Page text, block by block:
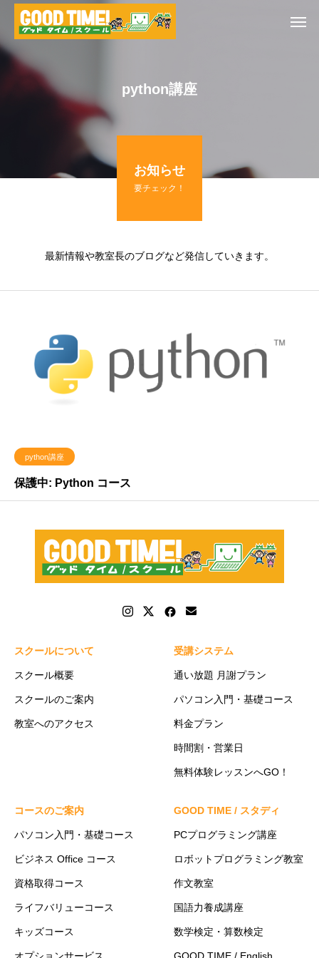
python講座
お知らせ
要チェック！
最新情報や教室長のブログなど発信していきます。
python講座
保護中: Python コース
スクールについて
スクール概要
スクールのご案内
教室へのアクセス
受講システム
通い放題 月謝プラン
パソコン入門・基礎コース
料金プラン
時間割・営業日
無料体験レッスンへGO！
コースのご案内
パソコン入門・基礎コース
ビジネス Office コース
資格取得コース
ライフバリューコース
キッズコース
GOOD TIME / スタディ
PCプログラミング講座
ロボットプログラミング教室
作文教室
国語力養成講座
数学検定・算数検定